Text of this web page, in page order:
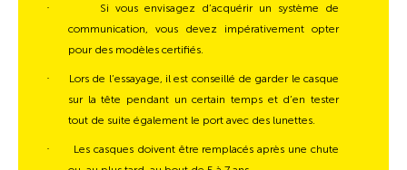
·
Si vous envisagez d’acquérir un système de
communication, vous devez impérativement opter
pour des modèles certifiés.
·
Lors de l’essayage, il est conseillé de garder le casque
sur la tête pendant un certain temps et d’en tester
tout de suite également le port avec des lunettes.
·
Les casques doivent être remplacés après une chute